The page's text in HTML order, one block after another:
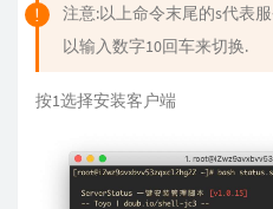
注意:以上命令末尾的s代表
以输入数字10回车来切换.
按1选择安装客户端